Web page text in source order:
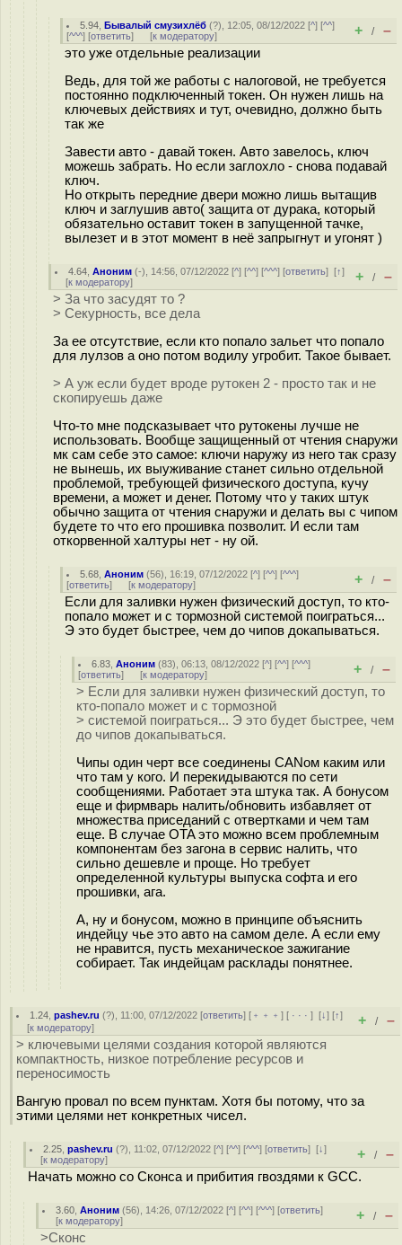
5.94 ,Бывалый смузихлёб (?), 12:05, 08/12/2022 [^] [^^]
[^^^] [ответить] [к модератору] + / –
это уже отдельные реализации
Ведь, для той же работы с налоговой, не требуется
постоянно подключенный токен. Он нужен лишь на
ключевых действиях и тут, очевидно, должно быть
так же
Завести авто - давай токен. Авто завелось, ключ
можешь забрать. Но если заглохло - снова подавай
ключ.
Но открыть передние двери можно лишь вытащив
ключ и заглушив авто( защита от дурака, который
обязательно оставит токен в запущенной тачке,
вылезет и в этот момент в неё запрыгнут и угонят )
4.64 ,Аноним (-), 14:56, 07/12/2022 [^] [^^] [^^^] [ответить][↑]
[к модератору] + / –
> За что засудят то ?
> Секурность, все дела
За ее отсутствие, если кто попало зальет что попало
для лулзов а оно потом водилу угробит. Такое бывает.
> А уж если будет вроде рутокен 2 - просто так и не
скопируешь даже
Что-то мне подсказывает что рутокены лучше не
использовать. Вообще защищенный от чтения снаружи
мк сам себе это самое: ключи наружу из него так сразу
не вынешь, их выуживание станет сильно отдельной
проблемой, требующей физического доступа, кучу
времени, а может и денег. Потому что у таких штук
обычно защита от чтения снаружи и делать вы с чипом
будете то что его прошивка позволит. И если там
откорвенной халтуры нет - ну ой.
5.68 ,Аноним (56), 16:19, 07/12/2022 [^] [^^] [^^^]
[ответить] [к модератору] + / –
Если для заливки нужен физический доступ, то кто-
попало может и с тормозной системой поиграться...
Э это будет быстрее, чем до чипов докапываться.
6.83 ,Аноним (83), 06:13, 08/12/2022 [^] [^^] [^^^]
[ответить] [к модератору] + / –
> Если для заливки нужен физический доступ, то
кто-попало может и с тормозной
> системой поиграться... Э это будет быстрее, чем
до чипов докапываться.
Чипы один черт все соединены CANом каким или
что там у кого. И перекидываются по сети
сообщениями. Работает эта штука так. А бонусом
еще и фирмварь налить/обновить избавляет от
множества приседаний с отвертками и чем там
еще. В случае OTA это можно всем проблемным
компонентам без загона в сервис налить, что
сильно дешевле и проще. Но требует
определенной культуры выпуска софта и его
прошивки, ага.
А, ну и бонусом, можно в принципе объяснить
индейцу чье это авто на самом деле. А если ему
не нравится, пусть механическое зажигание
собирает. Так индейцам расклады понятнее.
1.24 ,pashev.ru (?), 11:00, 07/12/2022 [ответить] [ ﹢﹢﹢] [ · · ·][↓] [↑]
[к модератору] + / –
> ключевыми целями создания которой являются
компактность, низкое потребление ресурсов и
переносимость
Вангую провал по всем пунктам. Хотя бы потому, что за
этими целями нет конкретных чисел.
2.25 ,pashev.ru (?), 11:02, 07/12/2022 [^] [^^] [^^^] [ответить][↓]
[к модератору] + / –
Начать можно со Сконса и прибития гвоздями к GCC.
3.60 ,Аноним (56), 14:26, 07/12/2022 [^] [^^] [^^^] [ответить]
[к модератору] + / –
>Сконс